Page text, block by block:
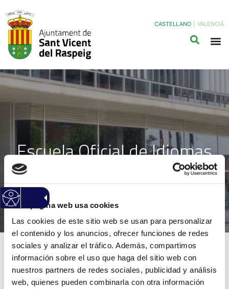
Esta página web usa cookies
Las cookies de este sitio web se usan para personalizar
el contenido y los anuncios, ofrecer funciones de redes
sociales y analizar el tráfico. Además, compartimos
información sobre el uso que haga del sitio web con
nuestros partners de redes sociales, publicidad y análisis
web, quienes pueden combinarla con otra información
CASTELLANO VALENCIÀ
Escuela Oficial de Idiomas
Inicio/Áreas Municipales/Educación/Escuela Oficial
de Idiomas